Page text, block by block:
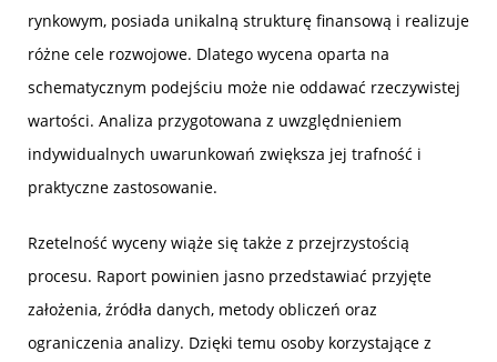
rynkowym, posiada unikalną strukturę finansową i realizuje
różne cele rozwojowe. Dlatego wycena oparta na
schematycznym podejściu może nie oddawać rzeczywistej
wartości. Analiza przygotowana z uwzględnieniem
indywidualnych uwarunkowań zwiększa jej trafność i
praktyczne zastosowanie.
Rzetelność wyceny wiąże się także z przejrzystością
procesu. Raport powinien jasno przedstawiać przyjęte
założenia, źródła danych, metody obliczeń oraz
ograniczenia analizy. Dzięki temu osoby korzystające z